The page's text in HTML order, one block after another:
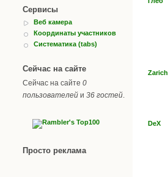
Сервисы
Веб камера
Координаты участников
Систематика (tabs)
Сейчас на сайте
Сейчас на сайте 0
пользователей и 36 гостей
Просто реклама
Zarich
DeX